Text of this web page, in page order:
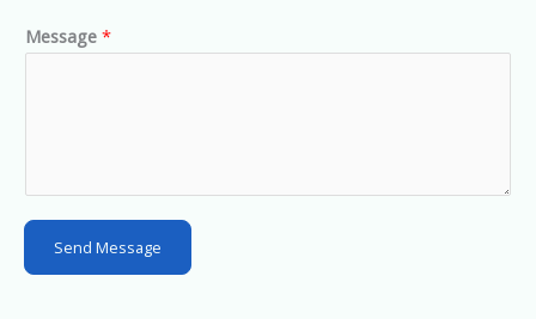
d
e
s
+
Message *
Send Message